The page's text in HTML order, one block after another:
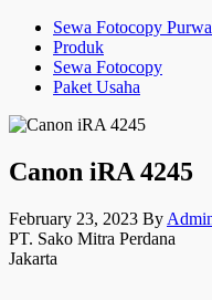
Sewa Fotocopy
Produk
Sewa Fotocopy
Paket Usaha
Canon iRA 4245
February 23, 2023 By
PT. Sako Mitra Perdana
Jakarta